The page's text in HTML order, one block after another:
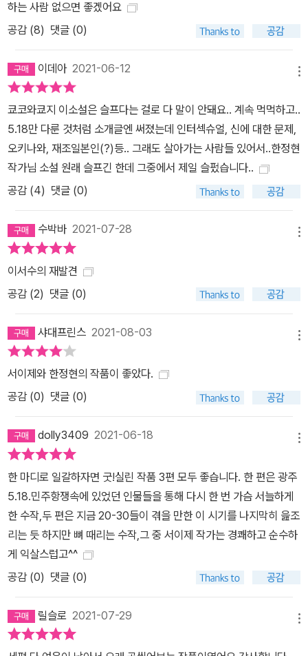
하는 사람 없으면 좋겠어요
공감 (8) 댓글 (0)
이데아2021-06-12
쿄코와쿄지 이소설은 슬프다는 걸로 다 말이 안돼요.. 계속 먹먹하고..
5.18만 다룬 것처럼 소개글엔 써졌는데 인터섹슈얼, 신에 대한 문제,
오키나와, 재조일본인(?)등.. 그래도 살아가는 사람들 있어서..한정현
작가님 소설 원래 슬프긴 한데 그중에서 제일 슬펐습니다..
공감 (4) 댓글 (0)
수박바 2021-07-28
이서수의 재발견
공감 (2) 댓글 (0)
샤대프린스 2021-08-03
서이제와 한정현의 작품이 좋았다.
공감 (0) 댓글 (0)
dolly3409 2021-06-18
한 마디로 일갈하자면 굿!실린 작품 3편 모두 좋습니다. 한 편은 광주
5.18.민주항쟁속에 있었던 인물들을 통해 다시 한 번 가슴 서늘하게
한 수작,두 편은 지금 20-30들이 겪을 만한 이 시기를 나지막히 읊조
리는 듯 하지만 뼈 때리는 수작,그 중 서이제 작가는 경쾌하고 순수하
게 익살스럽고^^
공감 (0) 댓글 (0)
릴슬로 2021-07-29